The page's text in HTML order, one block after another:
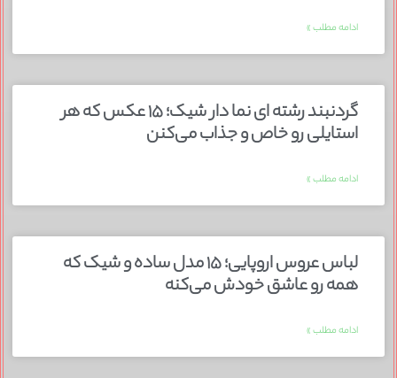
ادامه مطلب »
گردنبند رشته ای نما دار شیک؛ ۱۵ عکس که هر
استایلی رو خاص و جذاب می‌کنن
ادامه مطلب »
لباس عروس اروپایی؛ ۱۵ مدل ساده و شیک که
همه رو عاشق خودش می‌کنه
ادامه مطلب »